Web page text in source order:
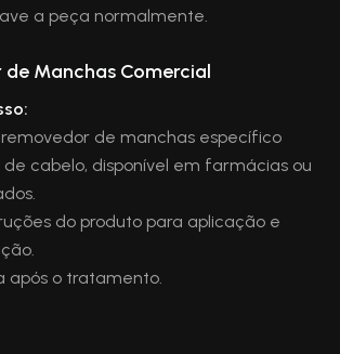
a peça normalmente.
de Manchas Comercial
removedor de manchas específico
cabelo, disponível em farmácias ou
do produto para aplicação e
após o tratamento.